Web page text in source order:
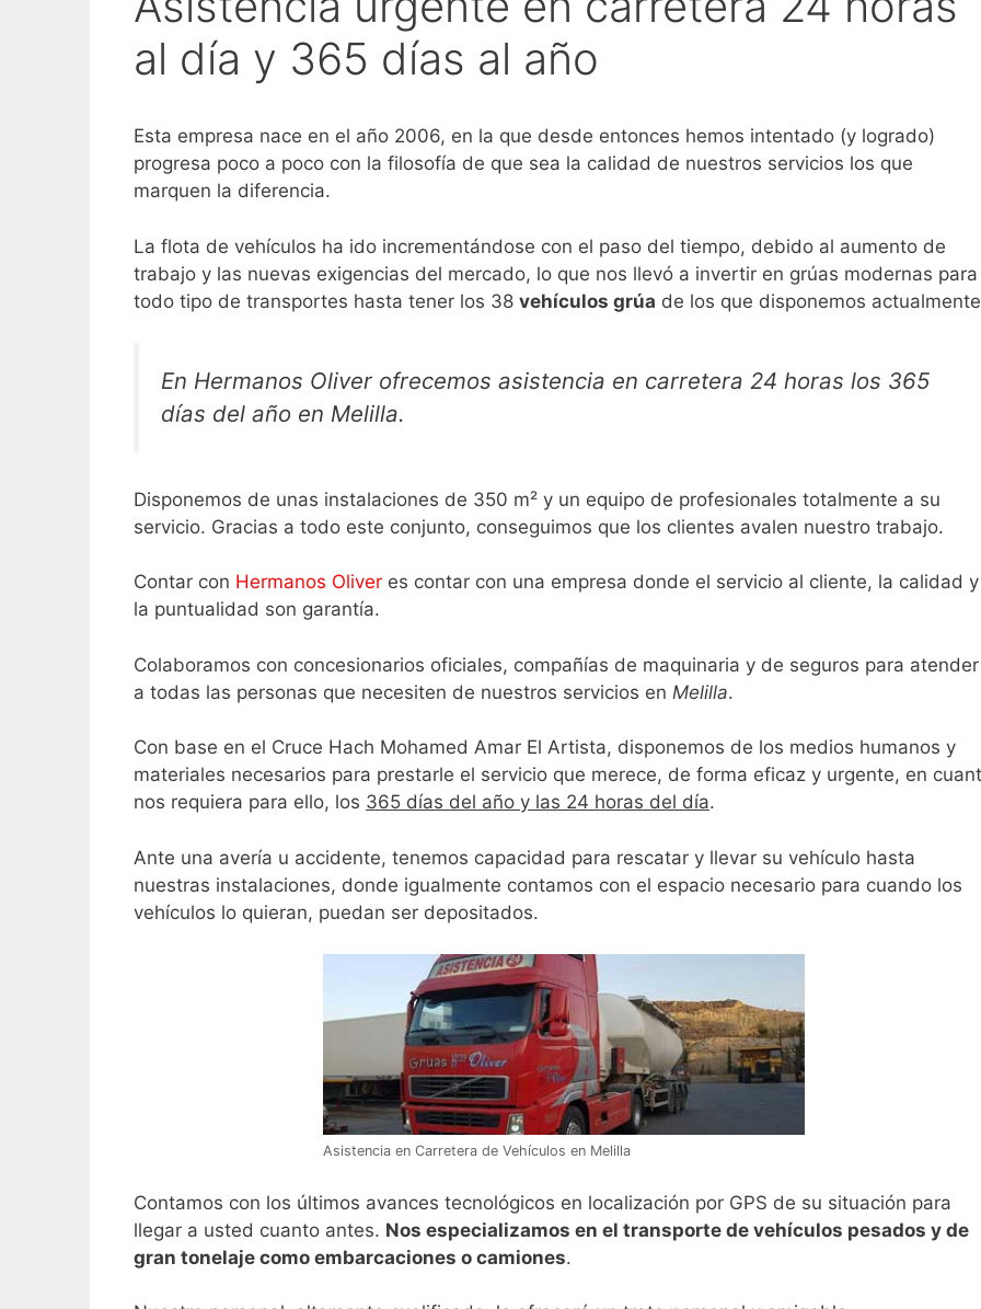
al día y 365 días al año
Esta empresa nace en el año 2006, en la que desde entonces hemos intentado (y logrado)
progresa poco a poco con la filosofía de que sea la calidad de nuestros servicios los que
marquen la diferencia.
La flota de vehículos ha ido incrementándose con el paso del tiempo, debido al aumento de
trabajo y las nuevas exigencias del mercado, lo que nos llevó a invertir en grúas modernas para
todo tipo de transportes hasta tener los 38 vehículos grúa de los que disponemos
En Hermanos Oliver ofrecemos asistencia en carretera 24 horas los 365
días del año en Melilla.
Disponemos de unas instalaciones de 350 m² y un equipo de profesionales totalmente a su
servicio. Gracias a todo este conjunto, conseguimos que los clientes avalen nuestro trabajo.
Contar con Hermanos Oliver es contar con una empresa donde el servicio al cliente, la calidad y
la puntualidad son garantía.
Colaboramos con concesionarios oficiales, compañías de maquinaria y de seguros para atender
a todas las personas que necesiten de nuestros servicios en Melilla.
Con base en el Cruce Hach Mohamed Amar El Artista, disponemos de los medios humanos y
materiales necesarios para prestarle el servicio que merece, de forma eficaz y urgente, en
nos requiera para ello, los 365 días del año y las 24 horas del día.
Ante una avería u accidente, tenemos capacidad para rescatar y llevar su vehículo hasta
nuestras instalaciones, donde igualmente contamos con el espacio necesario para cuando los
vehículos lo quieran, puedan ser depositados.
Asistencia en Carretera de Vehículos en Melilla
Contamos con los últimos avances tecnológicos en localización por GPS de su situación para
llegar a usted cuanto antes. Nos especializamos en el transporte de vehículos pesados y de
gran tonelaje como embarcaciones o camiones.